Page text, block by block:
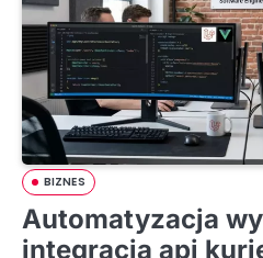
BIZNES
Automatyzacja
integracja api